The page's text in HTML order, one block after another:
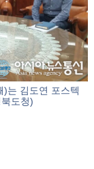
는 김도연 포스텍
도청)